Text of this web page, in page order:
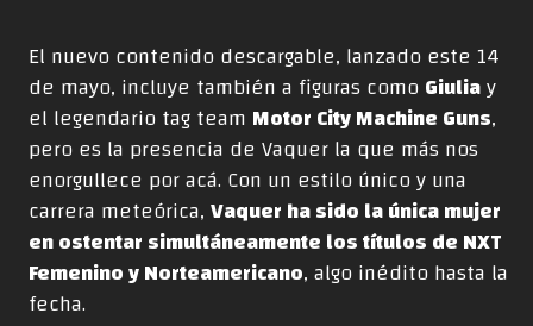
El nuevo contenido descargable, lanzado este 14
de mayo, incluye también a figuras comoGiuliay
el legendario tag team Motor City Machine Guns,
pero es la presencia de Vaquer la que más nos
enorgullece por acá. Con un estilo único y una
carrera meteórica,Vaquer ha sido la única mujer
en ostentar simultáneamente los títulos de NXT
Femenino y Norteamericano, algo inédito hasta la
fecha.